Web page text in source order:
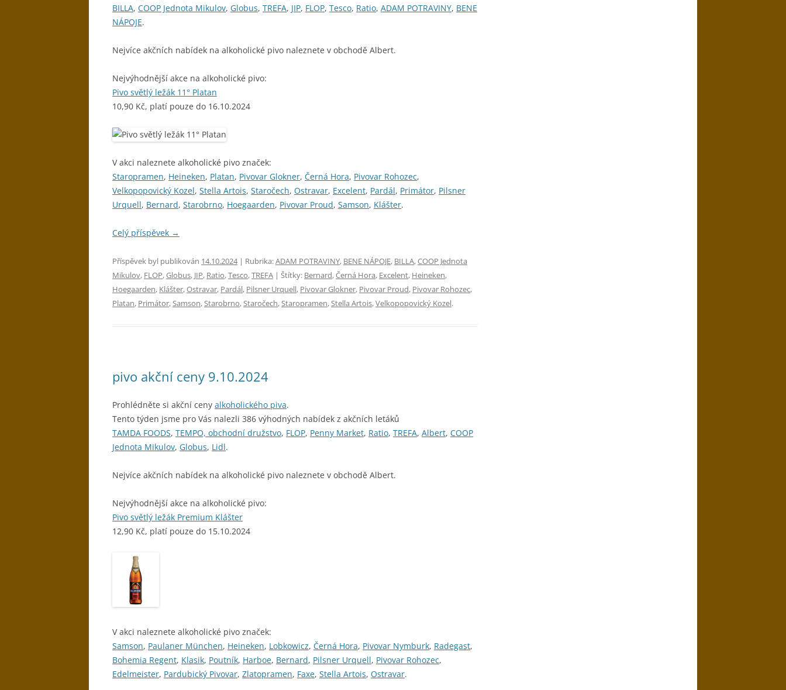
BILLA, COOP Jednota Mikulov, Globus, TREFA, JIP, FLOP, Tesco, Ratio, ADAM POTRAVINY, BENE
NÁPOJE.
Nejvíce akčních nabídek na alkoholické pivo naleznete v obchodě Albert.
Nejvýhodnější akce na alkoholické pivo:
Pivo světlý ležák 11° Platan
10,90 Kč, platí pouze do 16.10.2024
V akci naleznete alkoholické pivo značek:
Staropramen, Heineken, Platan, Pivovar Glokner, Černá Hora, Pivovar Rohozec,
Velkopopovický Kozel, Stella Artois, Staročech, Ostravar, Excelent, Pardál, Primátor, Pilsner
Urquell, Bernard, Starobrno, Hoegaarden, Pivovar Proud, Samson, Klášter.
Celý příspěvek →
Příspěvek byl publikován 14.10.2024| Rubrika:ADAM POTRAVINY, BENE NÁPOJE, BILLA,COOP Jednota
Mikulov, FLOP,Globus, JIP, Ratio,Tesco,TREFA | Štítky: Bernard,Černá Hora, Excelent, Heineken,
Hoegaarden, Klášter,Ostravar, Pardál, Pilsner Urquell, Pivovar Glokner, Pivovar Proud, Pivovar Rohozec,
Platan, Primátor,Samson,Starobrno,Staročech,Staropramen,Stella Artois,Velkopopovický Kozel.
pivo akční ceny 9.10.2024
Prohlédněte si akční ceny alkoholického piva.
Tento týden jsme pro Vás nalezli 386 výhodných nabídek z akčních letáků
TAMDA FOODS, TEMPO, obchodní družstvo, FLOP, Penny Market, Ratio, TREFA, Albert, COOP
Jednota Mikulov, Globus, Lidl.
Nejvíce akčních nabídek na alkoholické pivo naleznete v obchodě Albert.
Nejvýhodnější akce na alkoholické pivo:
Pivo světlý ležák Premium Klášter
12,90 Kč, platí pouze do 15.10.2024
V akci naleznete alkoholické pivo značek:
Samson, Paulaner München, Heineken, Lobkowicz, Černá Hora, Pivovar Nymburk, Radegast,
Bohemia Regent, Klasik, Poutník, Harboe, Bernard, Pilsner Urquell, Pivovar Rohozec,
Edelmeister, Pardubický Pivovar, Zlatopramen, Faxe, Stella Artois, Ostravar.